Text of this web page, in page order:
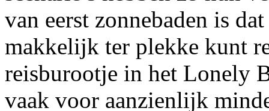
van eerst zonnebaden is
makkelijk ter plekke kunt
reisburootje in het Lonely
vaak voor aanzienlijk